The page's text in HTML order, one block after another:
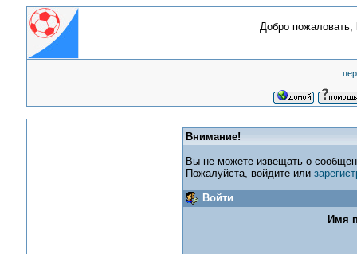
Добро пожаловать,
Внимание!
Вы не можете извещать о
Пожалуйста, войдите или
Войти
Имя